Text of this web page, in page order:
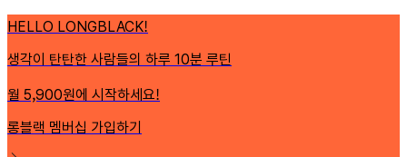
HELLO LONGBLACK!
생각이 탄탄한 사람들의 하루 10분 루틴
월 5,900원에 시작하세요!
롱블랙 멤버십 가입하기